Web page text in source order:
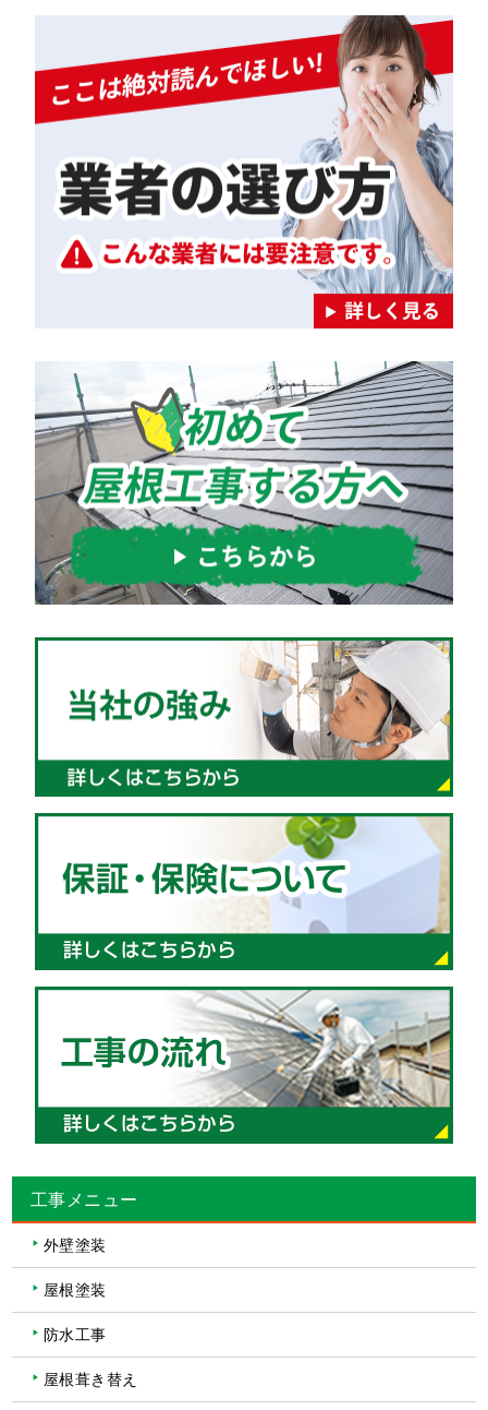
工事メニュー
外壁塗装
屋根塗装
防水工事
屋根葺き替え